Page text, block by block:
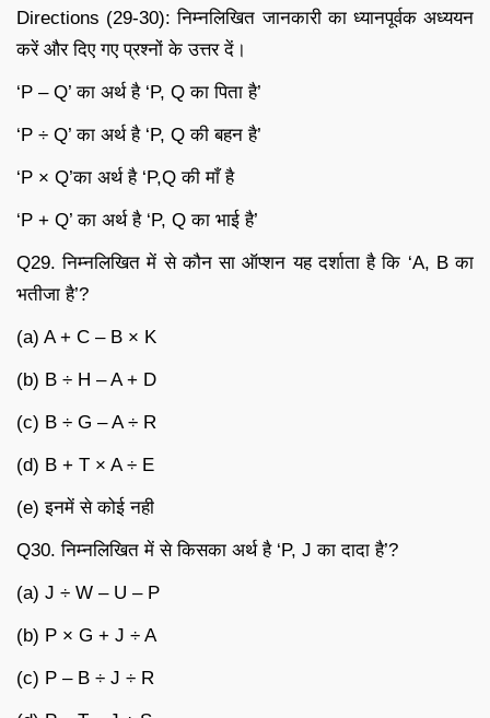
Directions (29-30): निम्नलिखित जानकारी का ध्यानपूर्वक अध्ययन
करें और दिए गए प्रश्नों के उत्तर दें।
‘P – Q’ का अर्थ है ‘P, Q का पिता है’
‘P ÷ Q’ का अर्थ है ‘P, Q की बहन है’
‘P × Q’का अर्थ है ‘P,Q की माँ है
‘P + Q’ का अर्थ है ‘P, Q का भाई है’
Q29. निम्नलिखित में से कौन सा ऑप्शन यह दर्शाता है कि ‘A, B का
भतीजा है’?
(a) A + C – B × K
(b) B ÷ H – A + D
(c) B ÷ G – A ÷ R
(d) B + T × A ÷ E
(e) इनमें से कोई नही
Q30. निम्नलिखित में से किसका अर्थ है ‘P, J का दादा है’?
(a) J ÷ W – U – P
(b) P × G + J ÷ A
(c) P – B ÷ J ÷ R